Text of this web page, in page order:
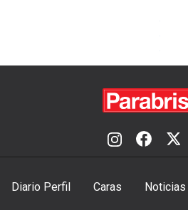
Diario Perfil Caras Noticias